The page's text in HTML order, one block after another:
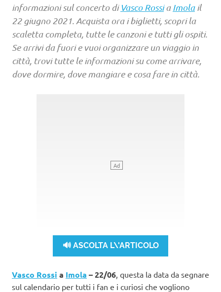
informazioni sul concerto di Vasco RossiaImolail
22 giugno 2021. Acquista ora i biglietti, scopri la
scaletta completa, tutte le canzoni e tutti gli ospiti.
Se arrivi da fuori e vuoi organizzare un viaggio in
città, trovi tutte le informazioni su come arrivare,
dove dormire, dove mangiare e cosa fare in città.
🔊 ASCOLTA L\'ARTICOLO
Vasco Rossi a Imola – 22/06 , questa la data da segnare
sul calendario per tutti i fan e i curiosi che vogliono